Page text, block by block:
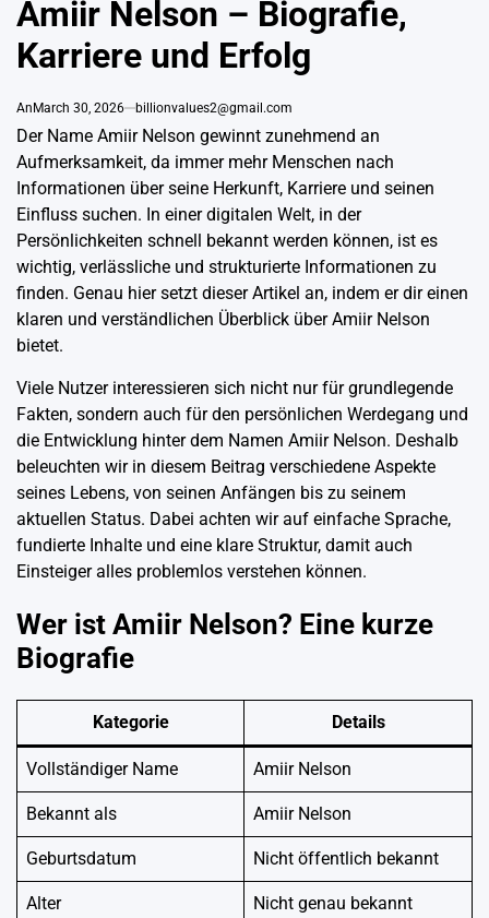
Amiir Nelson – Biografie,
Karriere und Erfolg
AnMarch 30, 2026 billionvalues2@gmail.com
Der Name Amiir Nelson gewinnt zunehmend an
Aufmerksamkeit, da immer mehr Menschen nach
Informationen über seine Herkunft, Karriere und seinen
Einfluss suchen. In einer digitalen Welt, in der
Persönlichkeiten schnell bekannt werden können, ist es
wichtig, verlässliche und strukturierte Informationen zu
finden. Genau hier setzt dieser Artikel an, indem er dir einen
klaren und verständlichen Überblick über Amiir Nelson
bietet.
Viele Nutzer interessieren sich nicht nur für grundlegende
Fakten, sondern auch für den persönlichen Werdegang und
die Entwicklung hinter dem Namen Amiir Nelson. Deshalb
beleuchten wir in diesem Beitrag verschiedene Aspekte
seines Lebens, von seinen Anfängen bis zu seinem
aktuellen Status. Dabei achten wir auf einfache Sprache,
fundierte Inhalte und eine klare Struktur, damit auch
Einsteiger alles problemlos verstehen können.
Wer ist Amiir Nelson? Eine kurze
Biografie
Kategorie Details
Vollständiger Name Amiir Nelson
Bekannt als Amiir Nelson
Geburtsdatum Nicht öffentlich bekannt
Alter Nicht genau bekannt